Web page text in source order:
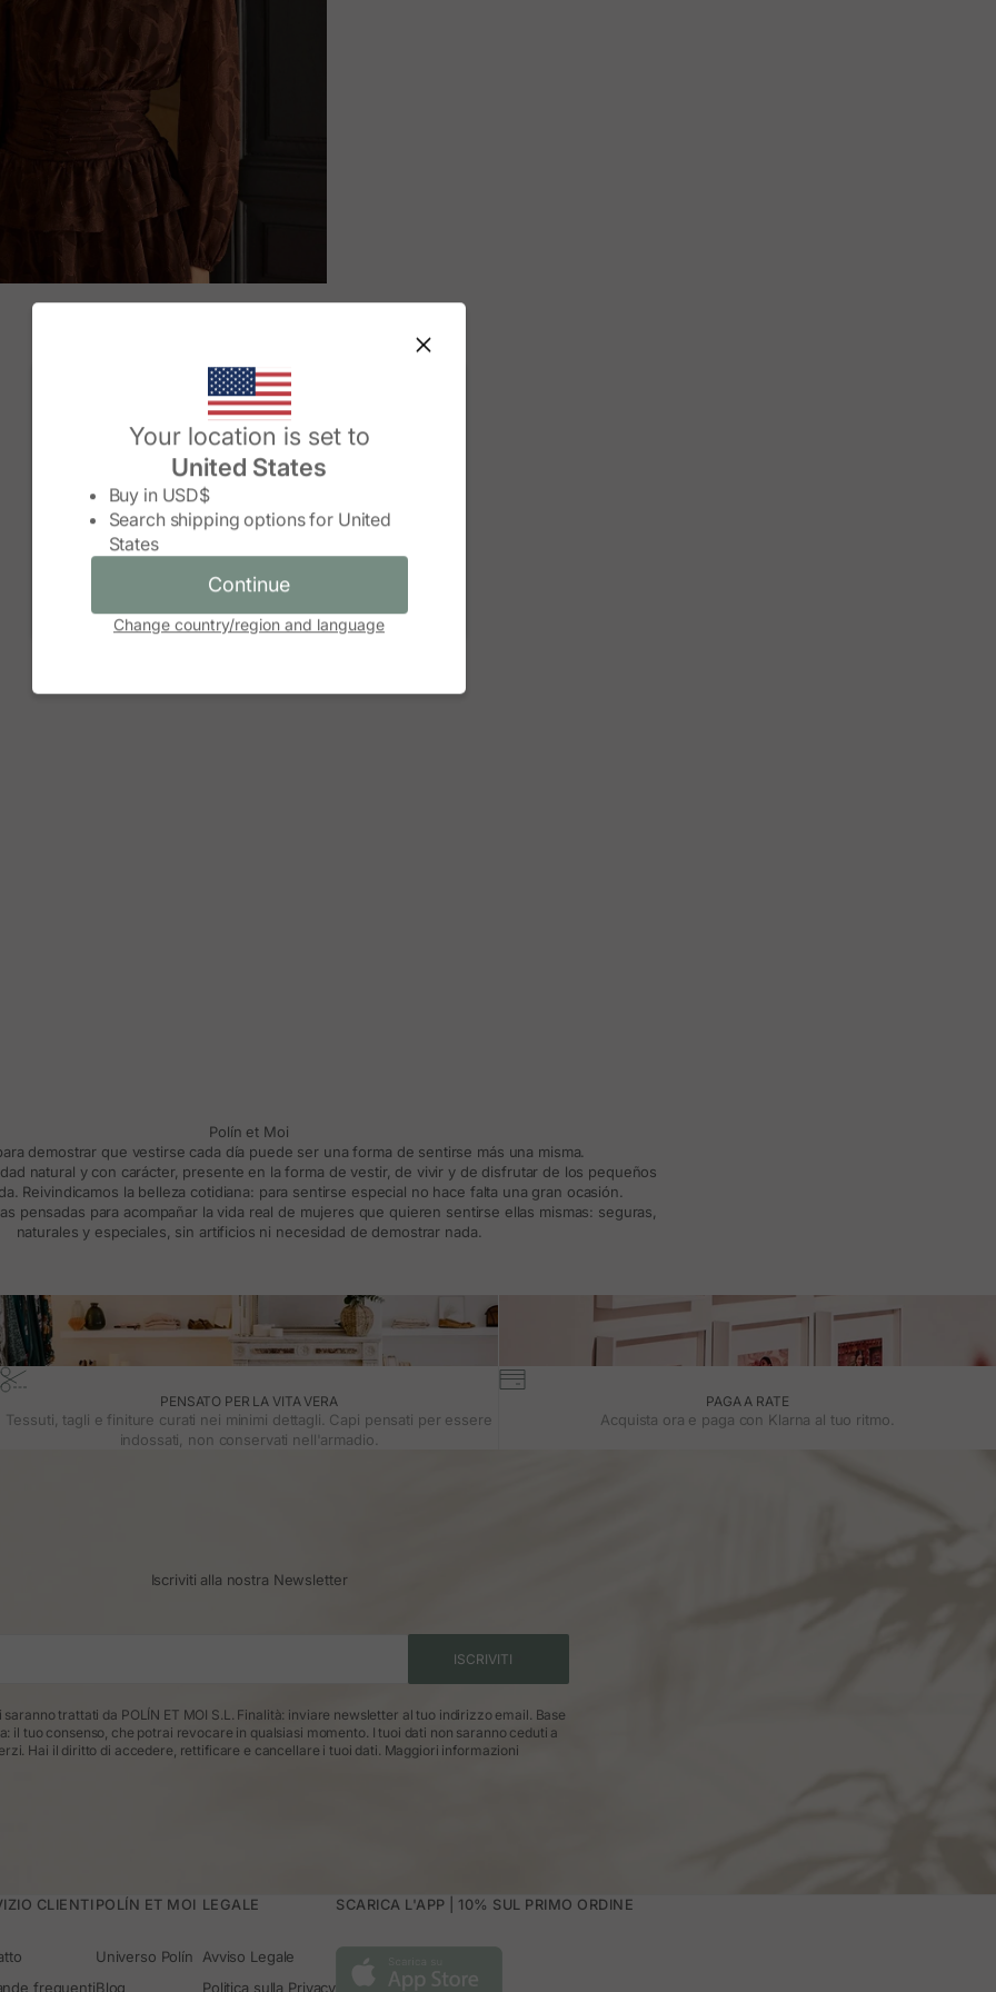
Your location is set to
United States
Buy in USD$
Search shipping options for United
States
Continue
Change country/region and language
Change country/region
Continue
Polín et Moi
demostrar que vestirse cada día puede ser una forma de sentirse más una misma.
natural y con carácter, presente en la forma de vestir, de vivir y de disfrutar de los pequeños
Reivindicamos la belleza cotidiana: para sentirse especial no hace falta una gran ocasión.
pensadas para acompañar la vida real de mujeres que quieren sentirse ellas mismas: seguras,
naturales y especiales, sin artificios ni necesidad de demostrar nada.
PENSATO PER LA VITA VERA
Tessuti, tagli e finiture curati nei minimi dettagli. Capi pensati per essere
indossati, non conservati nell'armadio.
PAGA A RATE
Acquista ora e paga con Klarna al tuo ritmo.
Iscriviti alla nostra Newsletter
ISCRIVITI
saranno trattati da POLÍN ET MOI S.L. Finalità: inviare newsletter al tuo indirizzo email. Base
il tuo consenso, che potrai revocare in qualsiasi momento. I tuoi dati non saranno ceduti a
Hai il diritto di accedere, rettificare e cancellare i tuoi dati. Maggiori informazioni
CLIENTI
frequenti
POLÍN ET MOI
Universo Polín
Blog
LEGALE
Avviso Legale
Politica sulla Privacy
SCARICA L'APP | 10% SUL PRIMO ORDINE